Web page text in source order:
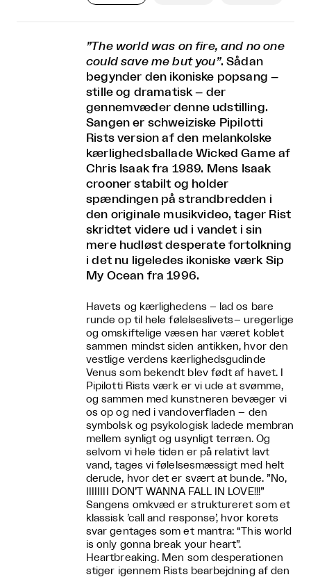
”The world was on fire, and no one
could save me but you”. Sådan
begynder den ikoniske popsang –
stille og dramatisk – der
gennemvæder denne udstilling.
Sangen er schweiziske Pipilotti
Rists version af den melankolske
kærlighedsballade Wicked Game af
Chris Isaak fra 1989. Mens Isaak
crooner stabilt og holder
spændingen på strandbredden i
den originale musikvideo, tager Rist
skridtet videre ud i vandet i sin
mere hudløst desperate fortolkning
i det nu ligeledes ikoniske værk Sip
My Ocean fra 1996.
Havets og kærlighedens – lad os bare
runde op til hele følelseslivets– uregerlige
og omskiftelige væsen har været koblet
sammen mindst siden antikken, hvor den
vestlige verdens kærlighedsgudinde
Venus som bekendt blev født af havet. I
Pipilotti Rists værk er vi ude at svømme,
og sammen med kunstneren bevæger vi
os op og ned i vandoverfladen – den
symbolsk og psykologisk ladede membran
mellem synligt og usynligt terræn. Og
selvom vi hele tiden er på relativt lavt
vand, tages vi følelsesmæssigt med helt
derude, hvor det er svært at bunde. ”No,
IIIIIIII DON’T WANNA FALL IN LOVE!!!”
Sangens omkvæd er struktureret som et
klassisk ’call and response’, hvor korets
svar gentages som et mantra: “This world
is only gonna break your heart”.
Heartbreaking. Men som desperationen
stiger igennem Rists bearbejdning af den